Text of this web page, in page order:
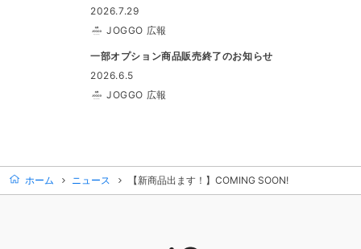
2026.7.29
JOGGO 広報
一部オプション商品販売終了のお知らせ
2026.6.5
JOGGO 広報
ホーム ニュース 【新商品出ます！】COMING SOON!